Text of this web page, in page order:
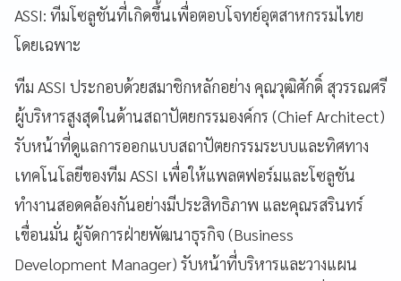
ASSI: ทีมโซลูชันที่เกิดขึ้นเพื่อตอบโจทย์อุตสาหกรรมไทย
โดยเฉพาะ
ทีม ASSI ประกอบด้วยสมาชิกหลักอย่าง คุณวุฒิศักดิ์ สุวรรณศรี
ผู้บริหารสูงสุดในด้านสถาปัตยกรรมองค์กร (Chief Architect)
รับหน้าที่ดูแลการออกแบบสถาปัตยกรรมระบบและทิศทาง
เทคโนโลยีของทีม ASSI เพื่อให้แพลตฟอร์มและโซลูชัน
ทำงานสอดคล้องกันอย่างมีประสิทธิภาพ และคุณรสรินทร์
เขื่อนมั่น ผู้จัดการฝ่ายพัฒนาธุรกิจ (Business
Development Manager) รับหน้าที่บริหารและวางแผน